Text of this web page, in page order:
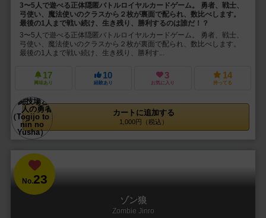
3〜5人で遊べる正体隠匿バトルロイヤルカードゲーム。 勇者、戦士、
弓使い、魔法使いのクラスから２枚が裏面で配られ、数比べします。
最後の1人まで戦い続け、生き残り、勝利するのは誰だ！？
3〜5人で遊べる正体隠匿バトルロイヤルカードゲーム。 勇者、戦士、
弓使い、魔法使いのクラスから２枚が裏面で配られ、数比べします。
最後の1人まで戦い続け、生き残り、勝利す...
17
興味あり
10
経験あり
3
お気に入り
14
持ってる
カートに追加する
1,000円（税込）
No.23
ゾン狼
Zombie Jinro